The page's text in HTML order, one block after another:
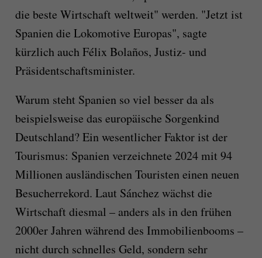
die beste Wirtschaft weltweit" werden. "Jetzt ist
Spanien die Lokomotive Europas", sagte
kürzlich auch Félix Bolaños, Justiz- und
Präsidentschaftsminister.
Warum steht Spanien so viel besser da als
beispielsweise das europäische Sorgenkind
Deutschland? Ein wesentlicher Faktor ist der
Tourismus: Spanien verzeichnete 2024 mit 94
Millionen ausländischen Touristen einen neuen
Besucherrekord. Laut Sánchez wächst die
Wirtschaft diesmal – anders als in den frühen
2000er Jahren während des Immobilienbooms –
nicht durch schnelles Geld, sondern sehr